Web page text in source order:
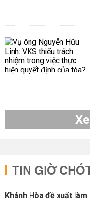
TIN GIỜ
Khánh Hòa đề xuất